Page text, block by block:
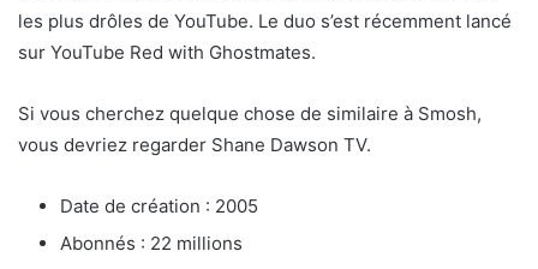
les plus drôles de YouTube. Le duo s’est récemment lancé
sur YouTube Red with Ghostmates.
Si vous cherchez quelque chose de similaire à Smosh,
vous devriez regarder Shane Dawson TV.
Date de création : 2005
Abonnés : 22 millions